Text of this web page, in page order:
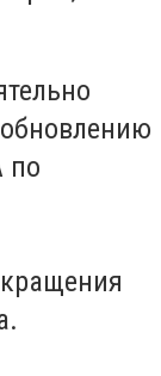
по